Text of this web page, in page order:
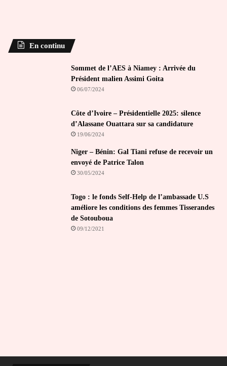
En continu
Sommet de l’AES à Niamey : Arrivée du
Président malien Assimi Goita
06/07/2024
Côte d’Ivoire – Présidentielle 2025: silence
d’Alassane Ouattara sur sa candidature
19/06/2024
Niger – Bénin: Gal Tiani refuse de recevoir un
envoyé de Patrice Talon
30/05/2024
Togo : le fonds Self-Help de l’ambassade U.S
améliore les conditions des femmes Tisserandes
de Sotouboua
09/12/2021